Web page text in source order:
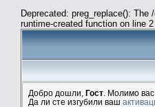
Deprecated: preg_replace():
runtime-created function on line 2
Добро дошли, Гост . Молимо вас
Да ли сте изгубили ваш